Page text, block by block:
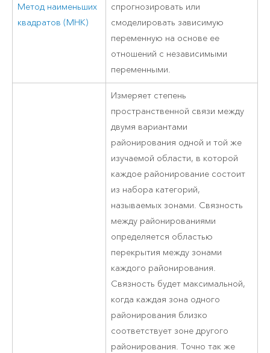
Метод наименьших
квадратов (МНК)
спрогнозировать или
смоделировать зависимую
переменную на основе ее
отношений с независимыми
переменными.
Измеряет степень
пространственной связи между
двумя вариантами
районирования одной и той же
изучаемой области, в которой
каждое районирование состоит
из набора категорий,
называемых зонами. Связность
между районированиями
определяется областью
перекрытия между зонами
каждого районирования.
Связность будет максимальной,
когда каждая зона одного
районирования близко
соответствует зоне другого
районирования. Точно так же